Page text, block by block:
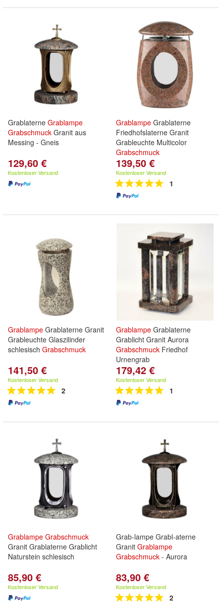
Grablaterne Grablampe
Grabschmuck Granit aus
Messing - Gneis
129,60 €
Kostenloser Versand
Grablampe Grablaterne
Friedhofslaterne Granit
Grableuchte Multicolor
Grabschmuck
139,50 €
Kostenloser Versand
1
Grablampe Grablaterne Granit
Grableuchte Glaszilinder
schlesisch Grabschmuck
141,50 €
Kostenloser Versand
2
Grablampe Grablaterne
Grablicht Granit Aurora
Grabschmuck Friedhof
Urnengrab
179,42 €
Kostenloser Versand
1
Grablampe Grabschmuck
Granit Grablaterne Grablicht
Naturstein schlesisch
85,90 €
Kostenloser Versand
Grab-lampe Grabl-aterne
Granit Grablampe
Grabschmuck - Aurora
83,90 €
Kostenloser Versand
2